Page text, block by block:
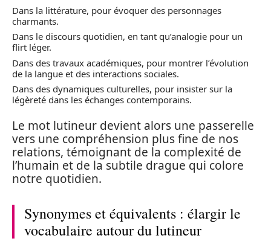
Dans la littérature, pour évoquer des personnages
charmants.
Dans le discours quotidien, en tant qu’analogie pour un
flirt léger.
Dans des travaux académiques, pour montrer l’évolution
de la langue et des interactions sociales.
Dans des dynamiques culturelles, pour insister sur la
légèreté dans les échanges contemporains.
Le mot lutineur devient alors une passerelle
vers une compréhension plus fine de nos
relations, témoignant de la complexité de
l’humain et de la subtile drague qui colore
notre quotidien.
Synonymes et équivalents : élargir le
vocabulaire autour du lutineur